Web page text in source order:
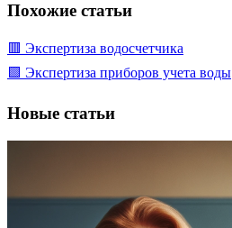
Похожие статьи
🟥 Экспертиза водосчетчика
🟩 Экспертиза приборов учета воды
Новые статьи